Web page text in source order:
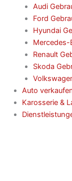
Audi
Ford
Hyundai
Mercedes-
Renault
Skoda
Auto
Karosserie &